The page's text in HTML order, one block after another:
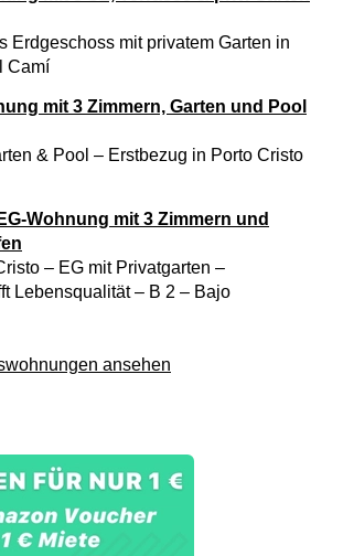
Erdgeschoss mit privatem Garten in
Camí
mit 3 Zimmern, Garten und Pool
& Pool – Erstbezug in Porto Cristo
Wohnung mit 3 Zimmern und
– EG mit Privatgarten –
Lebensqualität – B 2 – Bajo
ansehen